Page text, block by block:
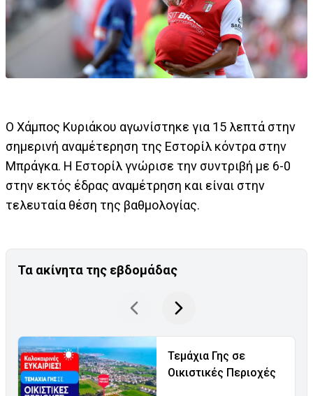
Ο Χάμπος Κυριάκου αγωνίστηκε για 15 λεπτά στην
σημερινή αναμέτερηση της Εστορίλ κόντρα στην
Μπράγκα. Η Εστορίλ γνώρισε την συντριβή με 6-0
στην εκτός έδρας αναμέτρηση και είναι στην
τελευταία θέση της βαθμολογίας.
Τα ακίνητα της εβδομάδας
Τεμάχια Γης σε
Οικιστικές Περιοχές